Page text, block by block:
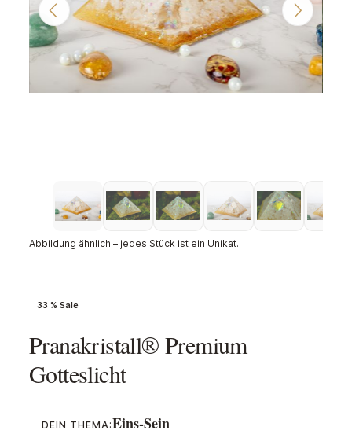
Abbildung ähnlich – jedes Stück ist ein Unikat.
33 % Sale
Pranakristall® Premium
Gotteslicht
DEIN THEMA:Eins-Sein